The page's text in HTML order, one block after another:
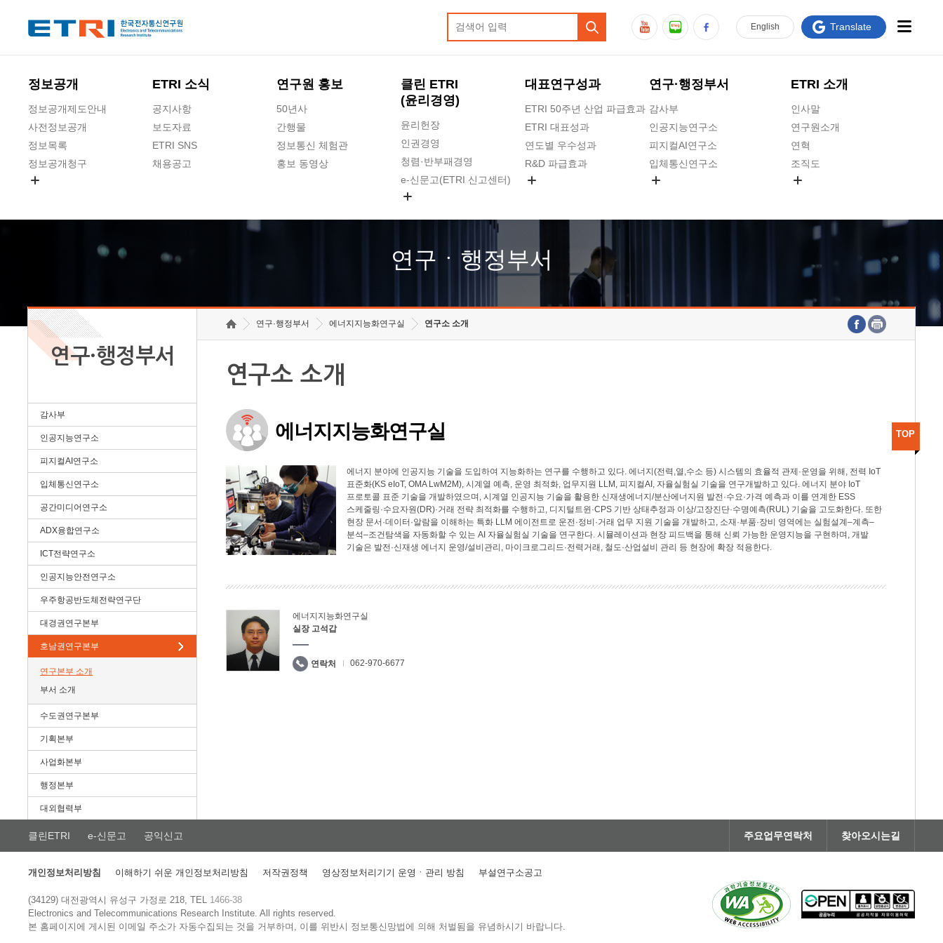
정보공개
정보공개제도안내
사전정보공개
정보목록
정보공개청구
ETRI 소식
공지사항
보도자료
ETRI SNS
채용공고
연구원 홍보
50년사
간행물
정보통신 체험관
홍보 동영상
클린 ETRI
(윤리경영)
윤리헌장
인권경영
청렴·반부패경영
e-신문고(ETRI 신고센터)
고객의소리
수의계약 현황
대표연구성과
ETRI 50주년 산업 파급효과
ETRI 대표성과
연도별 우수성과
R&D 파급효과
연구·행정부서
감사부
인공지능연구소
피지컬AI연구소
입체통신연구소
호남권연구본부
기획본부
ETRI 소개
인사말
연구원소개
연혁
조직도
연구원 고객헌장
주요업무연락처
English Translate
연구ㆍ행정부서
연구·행정부서
감사부
인공지능연구소
피지컬AI연구소
입체통신연구소
공간미디어연구소
ADX융합연구소
ICT전략연구소
인공지능안전연구소
우주항공반도체전략연구단
대경권연구본부
호남권연구본부
연구본부 소개
부서 소개
수도권연구본부
기획본부
사업화본부
행정본부
대외협력부
연구·행정부서 에너지지능화연구실 연구소 소개
연구소 소개
에너지지능화연구실
에너지 분야에 인공지능 기술을 도입하여 지능화하는 연구를 수행하고 있다. 에너지(전력,열,수소 등) 시스템의 효율적 관제·운영을 위해, 전력 IoT
표준화(KS eIoT, OMA LwM2M), 시계열 예측, 운영 최적화, 업무지원 LLM, 피지컬AI, 자율실험실 기술을 연구개발하고 있다. 에너지 분야 IoT
프로토콜 표준 기술을 개발하였으며, 시계열 인공지능 기술을 활용한 신재생에너지/분산에너지원 발전·수요·가격 예측과 이를 연계한 ESS
스케줄링·수요자원(DR)·거래 전략 최적화를 수행하고, 디지털트윈·CPS 기반 상태추정과 이상/고장진단·수명예측(RUL) 기술을 고도화한다. 또한
현장 문서·데이터·알람을 이해하는 특화 LLM 에이전트로 운전·정비·거래 업무 지원 기술을 개발하고, 소재·부품·장비 영역에는 실험설계–계측–
분석–조건탐색을 자동화할 수 있는 AI 자율실험실 기술을 연구한다. 시뮬레이션과 현장 피드백을 통해 신뢰 가능한 운영지능을 구현하며, 개발
기술은 발전·신재생 에너지 운영/설비관리, 마이크로그리드·전력거래, 철도·산업설비 관리 등 현장에 확장 적용한다.
에너지지능화연구실
실장 고석갑
연락처 062-970-6677
TOP
클린ETRI e-신문고 공익신고 주요업무연락처 찾아오시는길
개인정보처리방침 이해하기 쉬운 개인정보처리방침 저작권정책 영상정보처리기기 운영ㆍ관리 방침 부설연구소공고
(34129) 대전광역시 유성구 가정로 218, TEL 1466-38
Electronics and Telecommunications Research Institute.All rights reserved.
본 홈페이지에 게시된 이메일 주소가 자동수집되는 것을 거부하며, 이를 위반시 정보통신망법에 의해 처벌됨을 유념하시기 바랍니다.